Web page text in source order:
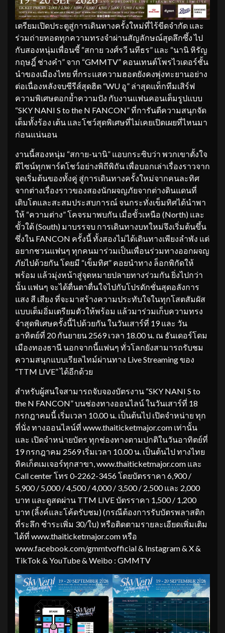
เตรียมเปิดประตูสู่การเดินทางครั้งใหม่ที่ไร้ขีดจำกัด และ
ร่วมถ่ายทอดทุกความทรงจำผ่านสัญลักษณ์สุดลึกซึ้ง ไป
กับสองหนุ่มเพื่อนซี้ “สกาย วงศ์รวี นทีธร” และ “นานิ หิรัญ
กฤษฎิ์ ช่างคำ” จาก “GMMTV” คอนเทนต์โพรไวเดอร์ชั้น
นำของเมืองไทย ที่กระแสความฮอตยังคงพุ่งทะยานอย่าง
ต่อเนื่องหลังจบซีรีส์สุดฮิต “WU อู” ล่าสุดแท็กทีมเสิร์ฟ
ความพิเศษตอกย้ำความปัง กับงานแฟนคอนเต็มรูปแบบ
“SKY NANI S to the N FANCON” ที่การันตีความสนุกจัด
เต็มทั้งร้อง เต้น และโชว์สุดพิเศษที่ไม่เคยเปิดเผยที่ไหนมา
ก่อนแน่นอน
งานนี้สองหนุ่ม “สกาย-นานิ” แอบกระซิบว่า พวกเขาตั้งใจ
ดีไซน์ทุกพาร์ตโชว์อย่างพิถีพิถัน เพื่อบอกเล่าเรื่องราวจาก
จุดเริ่มต้นของทั้งคู่ สู่การเดินทางครั้งใหม่จากคนละทิศ
จากต่างเรื่องราวของสองนักผจญภัยจากต่างดินแดนที่
เติบโตและสะสมประสบการณ์ จนกระทั่งเข็มทิศได้นำพา
ให้ “ความต่าง” โคจรมาพบกัน เมื่อขั้วเหนือ (North) และ
ขั้วใต้ (South) มาบรรจบ การเดินทางบทใหม่จึงเริ่มต้นขึ้น
ซึ่งใน FANCON ครั้งนี้ ทั้งสองไม่ได้เดินทางเพียงลำพัง แต่
อยากชวนแฟนๆ ทุกคนมาร่วมเป็นเพื่อนร่วมทางออกผจญ
ภัยไปด้วยกัน โดยมี “เข็มทิศ” คอยนำทาง ล็อกพิกัดให้
พร้อม แล้วมุ่งหน้าสู่จุดหมายปลายทางร่วมกัน ยิ่งไปกว่า
นั้น แฟนๆ จะได้ตื่นตาตื่นใจไปกับโปรดักชั่นสุดอลังการ
แสง สี เสียง ที่จะมาสร้างความประทับใจในทุกโสตสัมผัส
แบบเต็มอิ่มเตรียมตัวให้พร้อม แล้วมาร่วมเก็บความทรง
จำสุดพิเศษครั้งนี้ไปด้วยกัน ในวันเสาร์ที่ 19 และ วัน
อาทิตย์ที่ 20 กันยายน 2569 เวลา 18.00 น. ณ ธันเดอร์โดม
เมืองทองธานี นอกจากนี้แฟนๆ ทั่วโลกยังสามารถรับชม
ความสนุกแบบเรียลไทม์ผ่านทาง Live Streaming ของ
“TTM LIVE” ได้อีกด้วย
สำหรับผู้สนใจสามารถจับจองบัตรงาน “SKY NANI S to
the N FANCON” บนช่องทางออนไลน์ ในวันเสาร์ที่ 18
กรกฎาคมนี้ เริ่มเวลา 10.00 น. เป็นต้นไป เปิดจำหน่าย ทุก
ที่นั่ง ทางออนไลน์ที่ www.thaiticketmajor.com เท่านั้น
และ เปิดจำหน่ายบัตร ทุกช่องทางตามปกติในวันอาทิตย์ที่
19 กรกฎาคม 2569 เริ่มเวลา 10.00 น. เป็นต้นไป ทางไทย
ทิคเก็ตเมเจอร์ทุกสาขา, www.thaiticketmajor.com และ
Call center โทร 0-2262-3456 โดยบัตรราคา 6,900 /
5,900 / 5,000 / 4,500 / 4,000 / 3,500 / 2,500 และ 2,000
บาท และดูสดผ่าน TTM LIVE บัตรราคา 1,500 / 1,200
บาท (ลิ้งค์และโค้ดรับชม) (กรณีต้องการรับบัตรพลาสติก
ที่ระลึก ชำระเพิ่ม 30/ใบ) หรือติดตามรายละเอียดเพิ่มเติม
ได้ที่ www.thaiticketmajor.com หรือ
www.facebook.com/gmmtvofficial & Instagram & X &
TikTok & YouTube & Weibo : GMMTV